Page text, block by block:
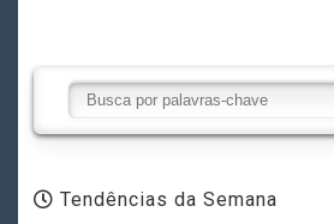
Tendências da Semana